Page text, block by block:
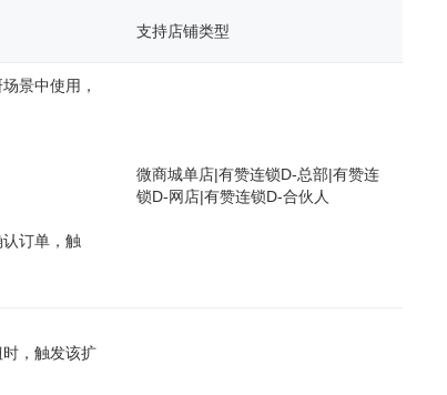
支持店铺类型
景中使用，
订单，触
微商城单店|有赞连锁D-总部|有赞连
锁D-网店|有赞连锁D-合伙人
，触发该扩